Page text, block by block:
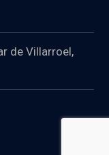
de Villarroel,